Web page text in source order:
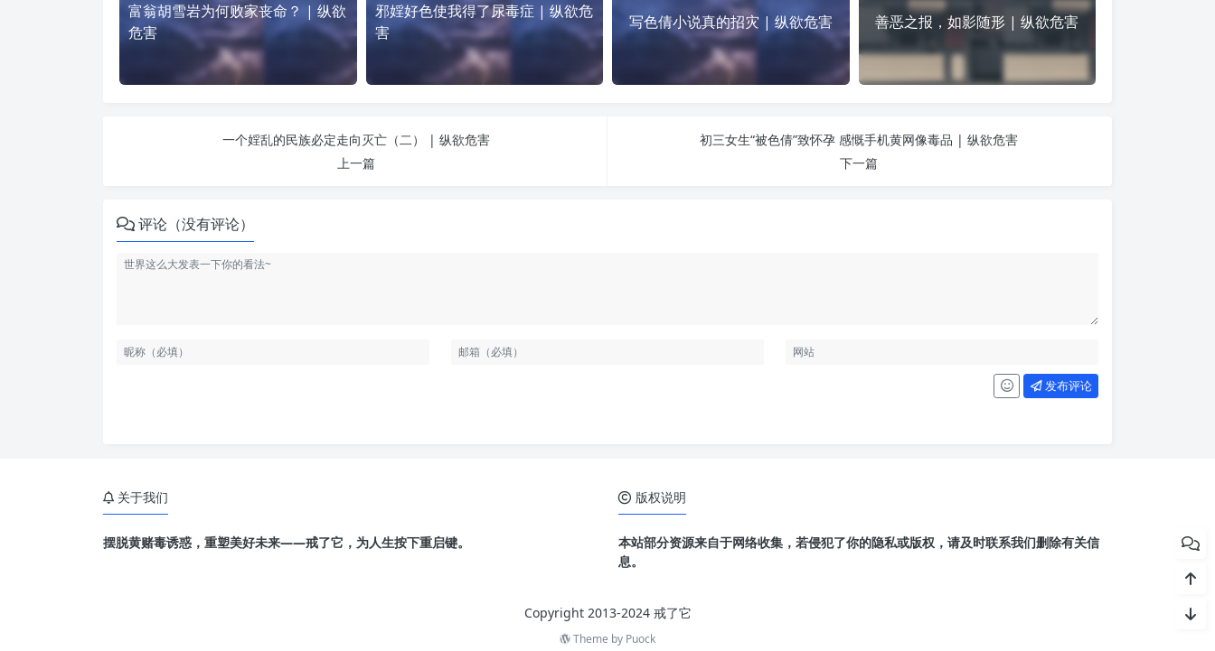
富翁胡雪岩为何败家丧命？ | 纵欲
危害
邪婬好色使我得了尿毒症 | 纵欲危
害
写色倩小说真的招灾 | 纵欲危害 善恶之报，如影随形 | 纵欲危害
一个婬乱的民族必定走向灭亡（二） | 纵欲危害
上一篇
初三女生“被色倩”致怀孕 感慨手机黄网像毒品 | 纵欲危害
下一篇
评论（没有评论）
发布评论
关于我们
摆脱黄赌毒诱惑，重塑美好未来——戒了它，为人生按下重启键。
版权说明
本站部分资源来自于网络收集，若侵犯了你的隐私或版权，请及时联系我们删除有关信
息。
Copyright 2013-2024 戒了它
Theme by Puock